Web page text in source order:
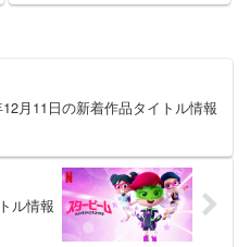
月11日の新着作品タイトル情報
ル情報